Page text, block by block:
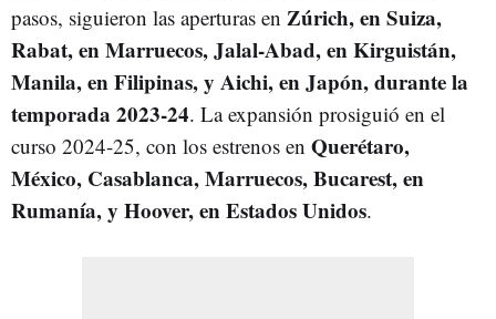
pasos, siguieron las aperturas en Zúrich, en Suiza,
Rabat, en Marruecos, Jalal-Abad, en Kirguistán,
Manila, en Filipinas, y Aichi, en Japón, durante la
temporada 2023-24. La expansión prosiguió en el
curso 2024-25, con los estrenos en Querétaro,
México, Casablanca, Marruecos, Bucarest, en
Rumanía, y Hoover, en Estados Unidos.